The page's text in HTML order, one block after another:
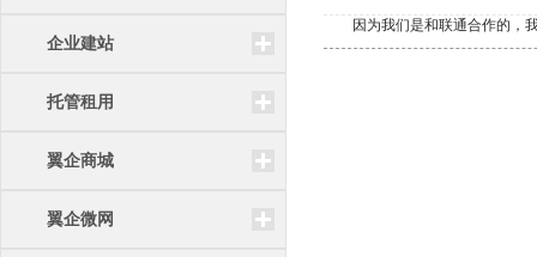
企业建站
托管租用
翼企商城
翼企微网
因为我们是和联通合作的，我